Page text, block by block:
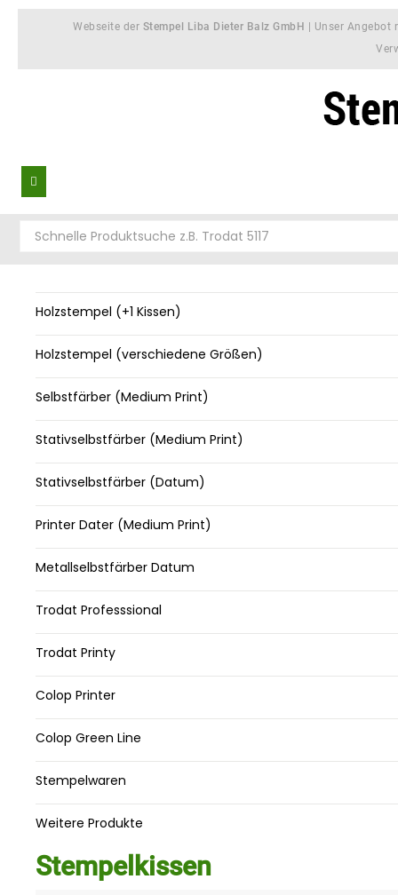
Webseite der Stempel Liba Dieter Balz GmbH
| Unser Angebot
Holzstempel (+1 Kissen)
Holzstempel (verschiedene Größen)
Selbstfärber (Medium Print)
Stativselbstfärber (Medium Print)
Stativselbstfärber (Datum)
Printer Dater (Medium Print)
Metallselbstfärber Datum
Trodat Professsional
Trodat Printy
Colop Printer
Colop Green Line
Stempelwaren
Weitere Produkte
Stempelkissen